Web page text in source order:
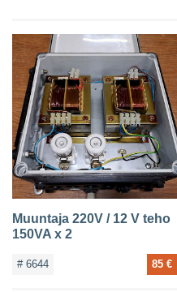
Muuntaja 220V / 12 V teho
150VA x 2
# 6644 85 €